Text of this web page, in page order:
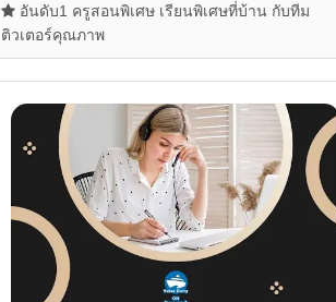
อันดับ1 ครูสอนพิเศษ เรียนพิเศษที่บ้าน กับทีม
ติวเตอร์คุณภาพ